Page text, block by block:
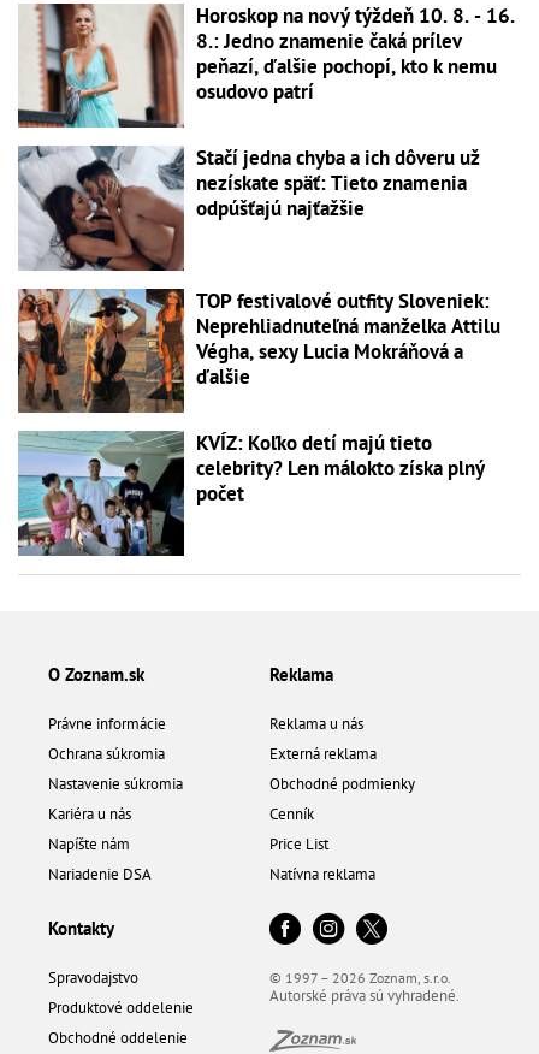
Horoskop na nový týždeň 10. 8. - 16.
8.: Jedno znamenie čaká prílev
peňazí, ďalšie pochopí, kto k nemu
osudovo patrí
Stačí jedna chyba a ich dôveru už
nezískate späť: Tieto znamenia
odpúšťajú najťažšie
TOP festivalové outfity Sloveniek:
Neprehliadnuteľná manželka Attilu
Végha, sexy Lucia Mokráňová a
ďalšie
KVÍZ: Koľko detí majú tieto
celebrity? Len málokto získa plný
počet
O Zoznam.sk
Právne informácie
Ochrana súkromia
Nastavenie súkromia
Kariéra u nás
Napíšte nám
Nariadenie DSA
Reklama
Reklama u nás
Externá reklama
Obchodné podmienky
Cenník
Price List
Natívna reklama
Kontakty
Spravodajstvo
Produktové oddelenie
Obchodné oddelenie
© 1997 – 2026 Zoznam, s.r.o.
Autorské práva sú vyhradené.